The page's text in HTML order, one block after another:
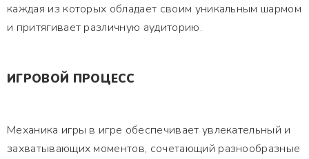
каждая из которых обладает своим уникальным шармом
и притягивает различную аудиторию.
ИГРОВОЙ ПРОЦЕСС
Механика игры в игре обеспечивает увлекательный и
захватывающих моментов, сочетающий разнообразные